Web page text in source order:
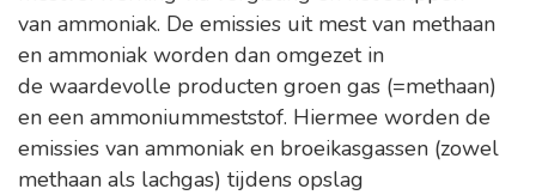
van ammoniak. De emissies uit mest van methaan
en ammoniak worden dan omgezet in
de waardevolle producten groen gas (=methaan)
en een ammoniummeststof. Hiermee worden de
emissies van ammoniak en broeikasgassen (zowel
methaan als lachgas) tijdens opslag